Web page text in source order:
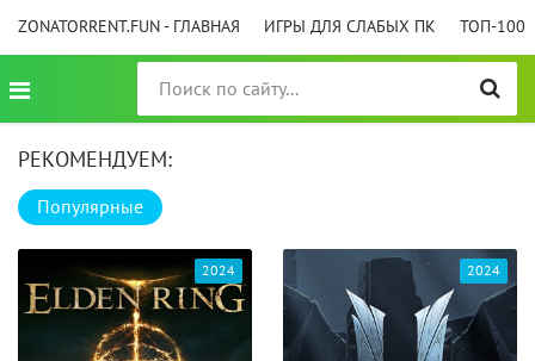
ZONATORRENT.FUN - ГЛАВНАЯ ИГРЫ ДЛЯ СЛАБЫХ ПК ТОП-100
РЕКОМЕНДУЕМ:
Популярные
2024 2024